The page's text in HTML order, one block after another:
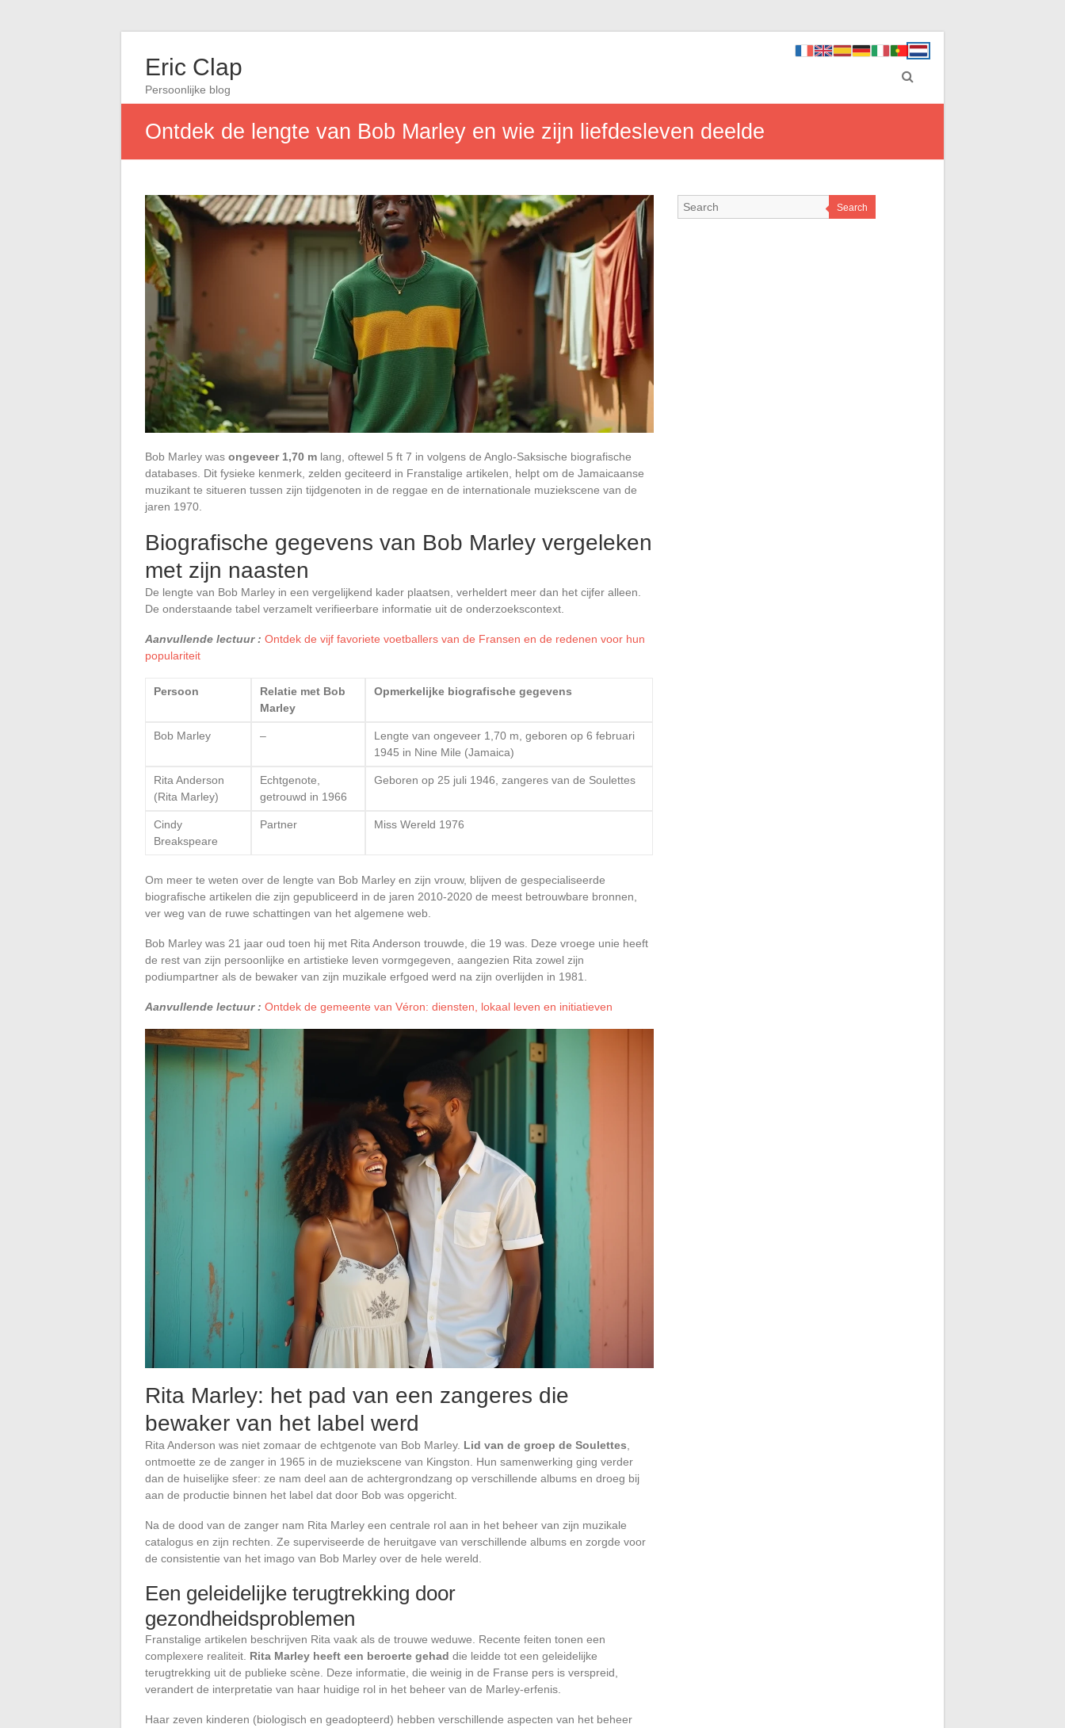
Eric Clap
Persoonlijke blog
Ontdek de lengte van Bob Marley en wie zijn liefdesleven deelde
Bob Marley was ongeveer 1,70 m lang, oftewel 5 ft 7 in volgens de Anglo-Saksische biografische
databases. Dit fysieke kenmerk, zelden geciteerd in Franstalige artikelen, helpt om de Jamaicaanse
muzikant te situeren tussen zijn tijdgenoten in de reggae en de internationale muziekscene van de
jaren 1970.
Biografische gegevens van Bob Marley vergeleken
met zijn naasten
De lengte van Bob Marley in een vergelijkend kader plaatsen, verheldert meer dan het cijfer alleen.
De onderstaande tabel verzamelt verifieerbare informatie uit de onderzoekscontext.
Aanvullende lectuur : Ontdek de vijf favoriete voetballers van de Fransen en de redenen voor hun
populariteit
Persoon
Relatie met Bob
Marley
Opmerkelijke biografische gegevens
Bob Marley –
Lengte van ongeveer 1,70 m, geboren op 6 februari
1945 in Nine Mile (Jamaica)
Rita Anderson
(Rita Marley)
Echtgenote,
getrouwd in 1966
Geboren op 25 juli 1946, zangeres van de Soulettes
Cindy
Breakspeare
Partner Miss Wereld 1976
Om meer te weten over de lengte van Bob Marley en zijn vrouw, blijven de gespecialiseerde
biografische artikelen die zijn gepubliceerd in de jaren 2010-2020 de meest betrouwbare bronnen,
ver weg van de ruwe schattingen van het algemene web.
Bob Marley was 21 jaar oud toen hij met Rita Anderson trouwde, die 19 was. Deze vroege unie heeft
de rest van zijn persoonlijke en artistieke leven vormgegeven, aangezien Rita zowel zijn
podiumpartner als de bewaker van zijn muzikale erfgoed werd na zijn overlijden in 1981.
Aanvullende lectuur : Ontdek de gemeente van Véron: diensten, lokaal leven en initiatieven
Rita Marley: het pad van een zangeres die
bewaker van het label werd
Rita Anderson was niet zomaar de echtgenote van Bob Marley. Lid van de groep de Soulettes
ontmoette ze de zanger in 1965 in de muziekscene van Kingston. Hun samenwerking ging verder
dan de huiselijke sfeer: ze nam deel aan de achtergrondzang op verschillende albums en droeg bij
aan de productie binnen het label dat door Bob was opgericht.
Na de dood van de zanger nam Rita Marley een centrale rol aan in het beheer van zijn muzikale
catalogus en zijn rechten. Ze superviseerde de heruitgave van verschillende albums en zorgde voor
de consistentie van het imago van Bob Marley over de hele wereld.
Een geleidelijke terugtrekking door
gezondheidsproblemen
Franstalige artikelen beschrijven Rita vaak als de trouwe weduwe. Recente feiten tonen een
complexere realiteit. Rita Marley heeft een beroerte gehad die leidde tot een geleidelijke
terugtrekking uit de publieke scène. Deze informatie, die weinig in de Franse pers is verspreid,
verandert de interpretatie van haar huidige rol in het beheer van de Marley-erfenis.
Haar zeven kinderen (biologisch en geadopteerd) hebben verschillende aspecten van het beheer
Search